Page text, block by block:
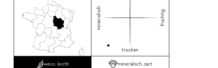
mineralisch fruchtig
trocken
weiss, leicht mineralisch, zart